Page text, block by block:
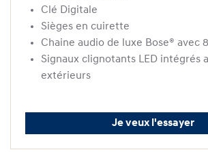
Clé Digitale
Sièges en cuirette
Chaine audio de luxe Bose® avec
Signaux clignotants LED intégrés
extérieurs
Je veux l'essayer